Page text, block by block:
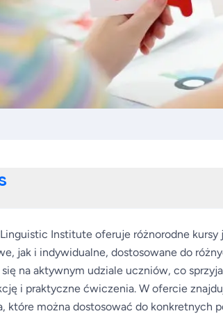
Institute oferuje różnorodne
jak i indywidualne, dostosowane do
się na aktywnym udziale uczniów, co
i praktyczne ćwiczenia. W ofercie
które można dostosować do konkretnych